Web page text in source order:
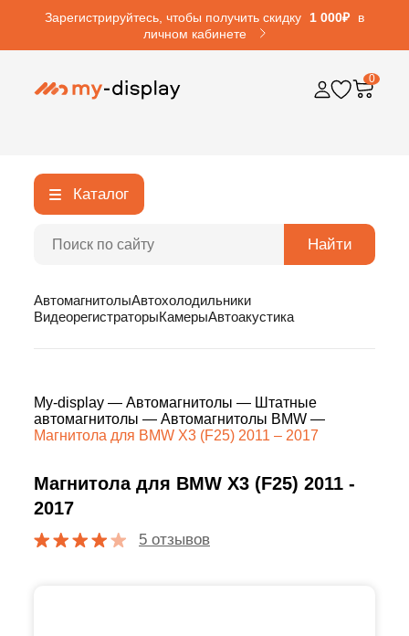
Зарегистрируйтесь, чтобы получить скидку 1 000₽
в
личном кабинете
0
Каталог
Найти
АвтомагнитолыАвтохолодильники
ВидеорегистраторыКамерыАвтоакустика
My-display — Автомагнитолы — Штатные
автомагнитолы — Автомагнитолы BMW —
Магнитола для BMW X3 (F25) 2011 – 2017
Магнитола для BMW X3 (F25) 2011 -
2017
5 отзывов